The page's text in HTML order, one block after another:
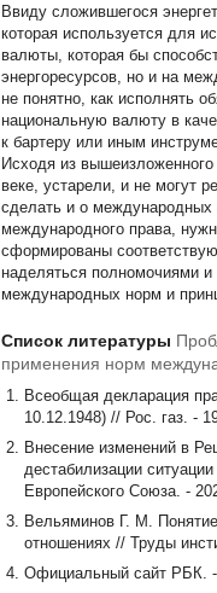
Ввиду сложившегося
которая используется для
валюты, которая бы
энергоресурсов, но и на
не понятно, как исполнять
национальную валюту в
к бартеру или иным
Исходя из
веке, устарели, и не могут
сделать и о международных
международного права,
сформированы
наделяться полномочиями
международных норм и
Список литературы
применения норм
Всеобщая декларация
10.12.1948) // Рос. газ. -
Внесение изменений в
дестабилизации
Европейского Союза. -
Вельяминов Г. М.
отношениях // Труды
Официальный сайт РБК. -